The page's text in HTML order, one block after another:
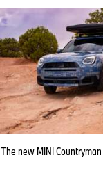
The new MINI